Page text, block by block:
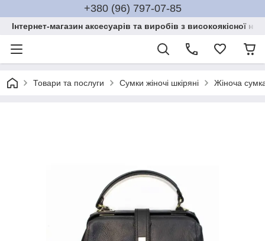
+380 (96) 797-07-85
Інтернет-магазин аксесуарів та виробів з високоякісної
Товари та послуги Сумки жіночі шкіряні Жіноча